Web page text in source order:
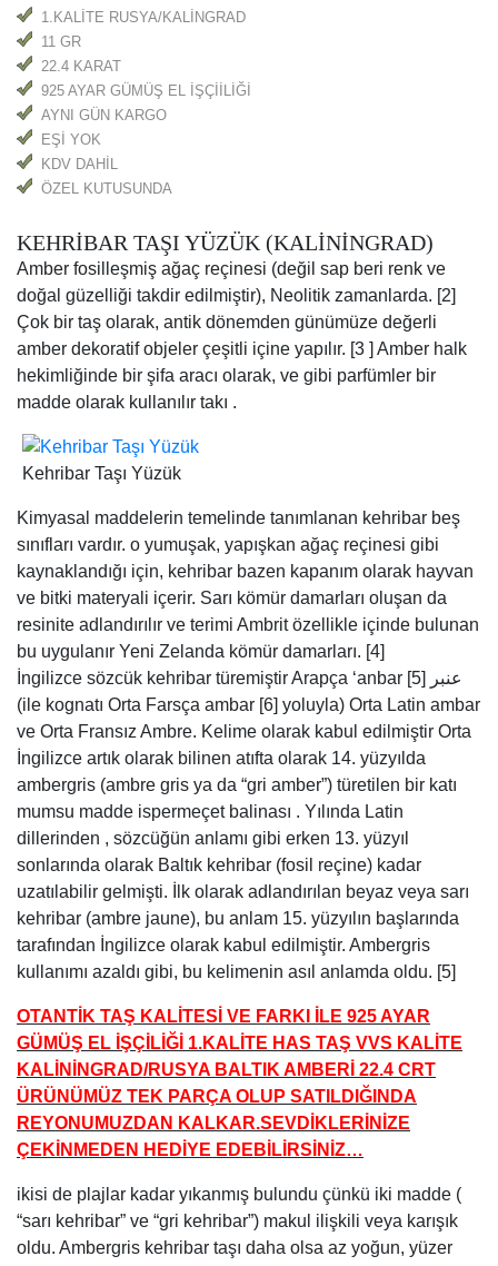
KEHRİBAR TAŞI YÜZÜK (KALİNİNGRAD)
Amber fosilleşmiş ağaç reçinesi (değil sap beri renk ve
doğal güzelliği takdir edilmiştir), Neolitik zamanlarda. [2]
Çok bir taş olarak, antik dönemden günümüze değerli
amber dekoratif objeler çeşitli içine yapılır. [3 ] Amber halk
hekimliğinde bir şifa aracı olarak, ve gibi parfümler bir
madde olarak kullanılır takı .
Kehribar Taşı Yüzük
Kimyasal maddelerin temelinde tanımlanan kehribar beş
sınıfları vardır. o yumuşak, yapışkan ağaç reçinesi gibi
kaynaklandığı için, kehribar bazen kapanım olarak hayvan
ve bitki materyali içerir. Sarı kömür damarları oluşan da
bu uygulanır Yeni Zelanda kömür damarları. [4]
İngilizce sözcük kehribar türemiştir Arapça ‘anbar عنبر [5]
ve Orta Fransız Ambre. Kelime olarak kabul edilmiştir Orta
İngilizce artık olarak bilinen atıfta olarak 14. yüzyılda
ambergris (ambre gris ya da “gri amber”) türetilen bir katı
mumsu madde ispermeçet balinası . Yılında Latin
dillerinden , sözcüğün anlamı gibi erken 13. yüzyıl
sonlarında olarak Baltık kehribar (fosil reçine) kadar
uzatılabilir gelmişti. İlk olarak adlandırılan beyaz veya sarı
kehribar (ambre jaune), bu anlam 15. yüzyılın başlarında
tarafından İngilizce olarak kabul edilmiştir. Ambergris
kullanımı azaldı gibi, bu kelimenin asıl anlamda oldu. [5]
OTANTİK TAŞ KALİTESİ VE FARKI İLE 925 AYAR
GÜMÜŞ EL İŞÇİLİĞİ 1.KALİTE HAS TAŞ VVS KALİTE
KALİNİNGRAD/RUSYA BALTIK AMBERİ 22.4 CRT
ÜRÜNÜMÜZ TEK PARÇA OLUP SATILDIĞINDA
REYONUMUZDAN KALKAR.SEVDİKLERİNİZE
ÇEKİNMEDEN HEDİYE EDEBİLİRSİNİZ…
“sarı kehribar” ve “gri kehribar”) makul ilişkili veya karışık
oldu. Ambergris kehribar taşı daha olsa az yoğun, yüzer
çok yoğun ise, su ve yüzen daha az yoğundur. [7]
Amber, klasik isimleri Latince elektron ve Antik Yunanca
ἤλεκτρον (elektron), “gülen anlamına gelen bir terim
zaman fayton oğlu Helios (Güneş) öldürüldü, onun yas kız
oldu kavak ağaçları ve onların gözyaşları elektron, kehribar
oldu. [10]